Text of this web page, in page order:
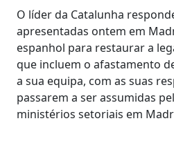
O líder da Catalunha
apresentadas ontem em
espanhol para restaurar a
que incluem o afastamento
a sua equipa, com as suas
passarem a ser assumidas
ministérios setoriais em